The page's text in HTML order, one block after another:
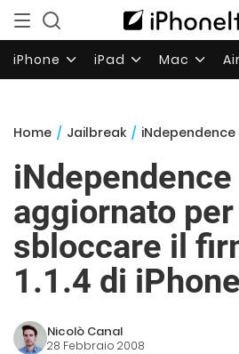
iPhone iPad Mac
Home / Jailbreak / iNdependence aggiornato
iNdependence
aggiornato per
sbloccare il
1.1.4 di iPhone
Nicolò Canal
28 Febbraio 2008